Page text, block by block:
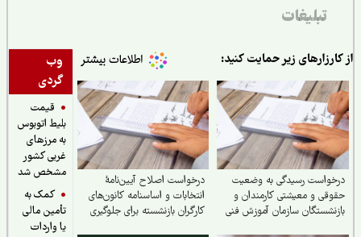
تبلیغات
وب
گردی
قیمت
بلیط اتوبوس
به مرزهای
غربی کشور
مشخص شد
کمک به
تأمین مالی
یا واردات
زیر حمایت کنید:
رسیدگی به وضعیت
و معیشتی کارمندان و
سازمان آموزش فنی
درخواست اصلاح آیین‌نامهٔ
انتخابات و اساسنامه کانون‌های
کارگران بازنشسته برای جلوگیری